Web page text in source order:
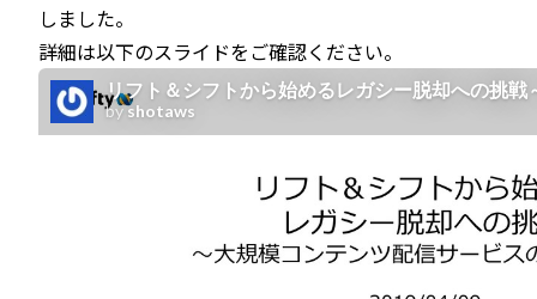
しました。
詳細は以下のスライドをご確認ください。